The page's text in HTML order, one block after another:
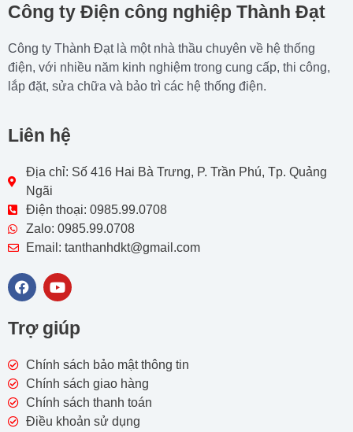
Công ty Điện công nghiệp Thành Đạt
Công ty Thành Đạt là một nhà thầu chuyên về hệ thống
điện, với nhiều năm kinh nghiệm trong cung cấp, thi công,
lắp đặt, sửa chữa và bảo trì các hệ thống điện.
Liên hệ
Địa chỉ: Số 416 Hai Bà Trưng, P. Trần Phú, Tp. Quảng
Ngãi
Điện thoại: 0985.99.0708
Zalo: 0985.99.0708
Email: tanthanhdkt@gmail.com
F
a
e
b
o
k
Y
o
t
u
e
Trợ giúp
Chính sách bảo mật thông tin
Chính sách giao hàng
Chính sách thanh toán
Điều khoản sử dụng